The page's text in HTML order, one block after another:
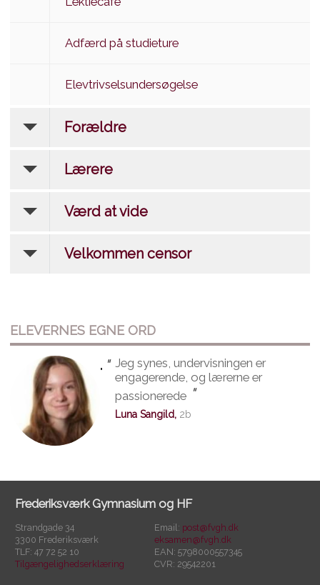
Adfærd på studieture
Elevtrivselsundersøgelse
Forældre
Lærere
Værd at vide
Velkommen censor
ELEVERNES EGNE ORD
" " Jeg synes, undervisningen er
engagerende, og lærerne er
passionerede "
Luna Sangild, 2b
Frederiksværk Gymnasium og HF
Strandgade 34
3300 Frederiksværk
TLF: 47 72 52 10
Tilgængelighedserklæring
Email: post@fvgh.dk
eksamen@fvgh.dk
EAN: 5798000557345
CVR: 29542201